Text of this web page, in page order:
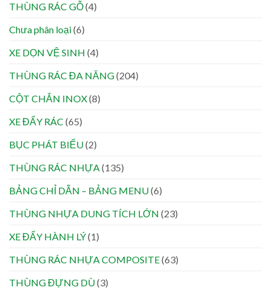
THÙNG RÁC GỖ(4)
Chưa phân loại(6)
XE DỌN VỆ SINH (4)
THÙNG RÁC ĐA NĂNG(204)
CỘT CHẮN INOX(8)
XE ĐẨY RÁC (65)
BỤC PHÁT BIỂU(2)
THÙNG RÁC NHỰA(135)
BẢNG CHỈ DẪN – BẢNG MENU(6)
THÙNG NHỰA DUNG TÍCH LỚN (23)
XE ĐẨY HÀNH LÝ(1)
THÙNG RÁC NHỰA COMPOSITE(63)
THÙNG ĐỰNG DÙ(3)